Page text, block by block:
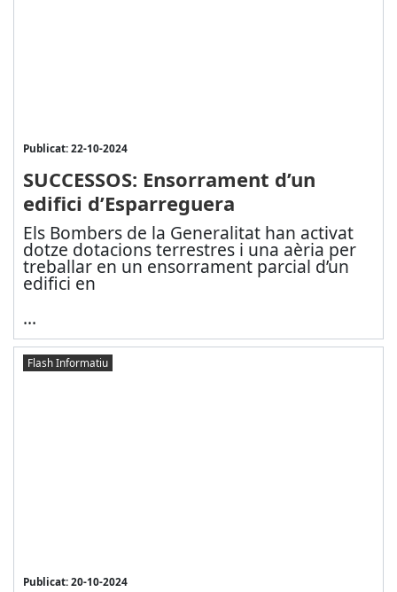
Publicat: 22-10-2024
SUCCESSOS: Ensorrament d’un
edifici d’Esparreguera
Els Bombers de la Generalitat han activat
dotze dotacions terrestres i una aèria per
treballar en un ensorrament parcial d’un
edifici en
...
Flash Informatiu
Publicat: 20-10-2024